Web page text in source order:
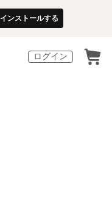
インストールする
ログイン